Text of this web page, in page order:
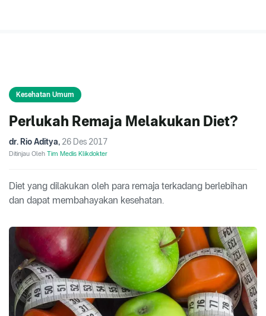
Kesehatan Umum
Perlukah Remaja Melakukan Diet?
dr. Rio Aditya, 26 Des 2017
Ditinjau Oleh Tim Medis Klikdokter
Diet yang dilakukan oleh para remaja terkadang berlebihan
dan dapat membahayakan kesehatan.